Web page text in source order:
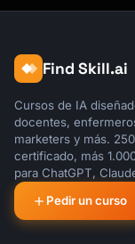
matching
      };
    }
    const formatted = results.map(r =>
      `- **${r.title}** (${r.category})\n
    ).join("\n\n");
Find Skill.ai
Cursos de IA
docentes,
marketers y más.
certificado, más
para ChatGPT,
Pedir un curso